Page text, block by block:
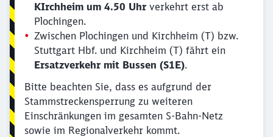
KIrchheim um 4.50 Uhr verkehrt erst ab
Plochingen.
Zwischen Plochingen und Kirchheim (T) bzw.
Stuttgart Hbf. und Kirchheim (T) fährt ein
Ersatzverkehr mit Bussen (S1E).
Bitte beachten Sie, dass es aufgrund der
Stammstreckensperrung zu weiteren
Einschränkungen im gesamten S-Bahn-Netz
sowie im Regionalverkehr kommt.